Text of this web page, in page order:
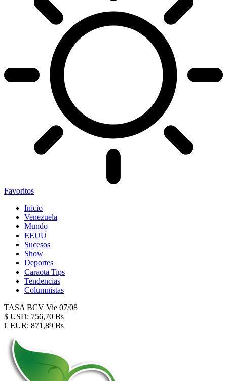
Favoritos
Inicio
Venezuela
Mundo
EEUU
Sucesos
Show
Deportes
Caraota Tips
Tendencias
Columnistas
TASA BCV Vie 07/08
$ USD: 756,70 Bs
€ EUR: 871,89 Bs